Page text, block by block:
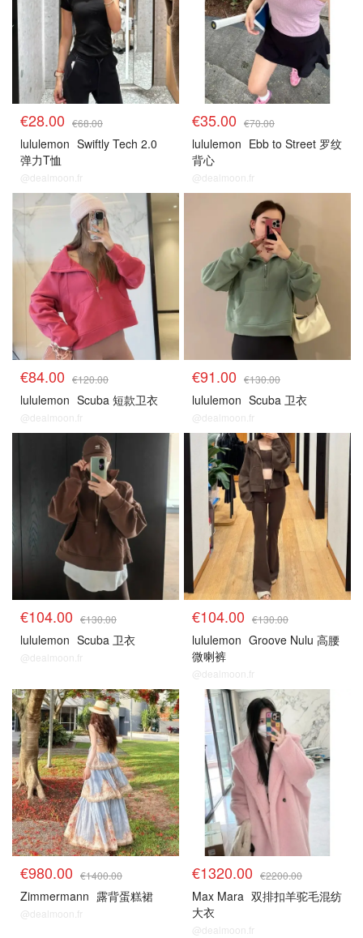
€28.00 €68.00
lululemon Swiftly Tech 2.0
弹力T恤
@dealmoon.fr
€35.00 €70.00
lululemon Ebb to Street 罗纹
背心
@dealmoon.fr
€84.00 €120.00
lululemon Scuba 短款卫衣
@dealmoon.fr
€91.00 €130.00
lululemon Scuba 卫衣
@dealmoon.fr
€104.00 €130.00
lululemon Scuba 卫衣
@dealmoon.fr
€104.00 €130.00
lululemon Groove Nulu 高腰
微喇裤
@dealmoon.fr
€980.00 €1400.00
Zimmermann 露背蛋糕裙
@dealmoon.fr
€1320.00 €2200.00
Max Mara 双排扣羊驼毛混纺
大衣
@dealmoon.fr